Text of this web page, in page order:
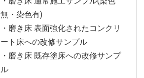
無・染色有)
・磨き床 表面強化されたコンクリ
ート床への改修サンプル
・磨き床 既存塗床への改修サンプ
ル